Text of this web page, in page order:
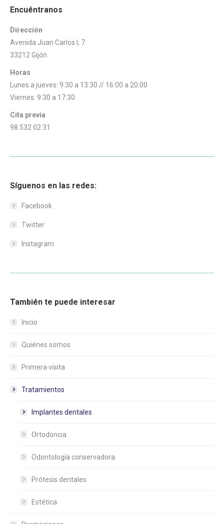
Encuéntranos
Dirección
Avenida Juan Carlos I, 7
33212 Gijón
Horas
Lunes a jueves: 9:30 a 13:30 // 16:00 a 20:00
Viernes: 9:30 a 17:30
Cita previa
98 532 02 31
Síguenos en las redes:
Facebook
Twitter
Instagram
También te puede interesar
Inicio
Quiénes somos
Primera visita
Tratamientos
Implantes dentales
Ortodoncia
Odontología conservadora
Prótesis dentales
Estética